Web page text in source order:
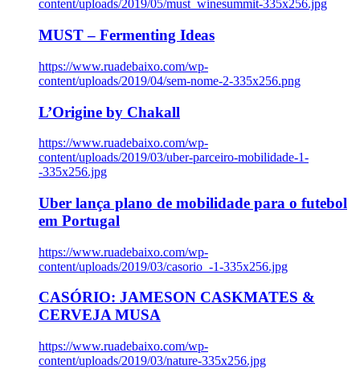
content/uploads/2019/05/must_winesummit-335x256.jpg
MUST – Fermenting Ideas
https://www.ruadebaixo.com/wp-
content/uploads/2019/04/sem-nome-2-335x256.png
L’Origine by Chakall
https://www.ruadebaixo.com/wp-
content/uploads/2019/03/uber-parceiro-mobilidade-1-
-335x256.jpg
Uber lança plano de mobilidade para o futebol
em Portugal
https://www.ruadebaixo.com/wp-
content/uploads/2019/03/casorio_-1-335x256.jpg
CASÓRIO: JAMESON CASKMATES &
CERVEJA MUSA
https://www.ruadebaixo.com/wp-
content/uploads/2019/03/nature-335x256.jpg